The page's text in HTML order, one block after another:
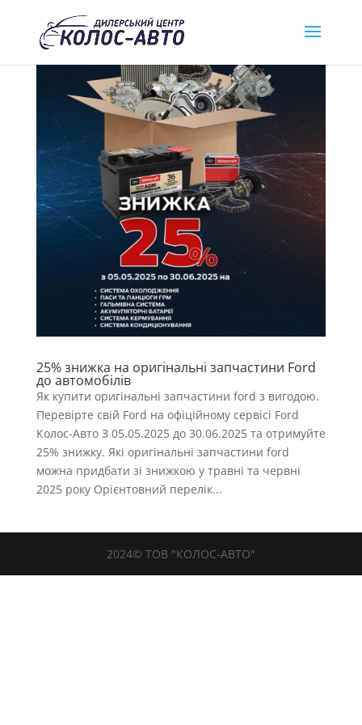
25% знижка на оригінальні запчастини Ford
до автомобілів
Як купити оригінальні запчастини ford з вигодою.
Перевірте свій Ford на офіційному сервісі Ford
Колос-Авто З 05.05.2025 до 30.06.2025 та отримуйте
25% знижку. Які оригінальні запчастини ford
можна придбати зі знижкою у травні та червні
2025 року Орієнтовний перелік...
2024© ТОВ "КОЛОС-АВТО"